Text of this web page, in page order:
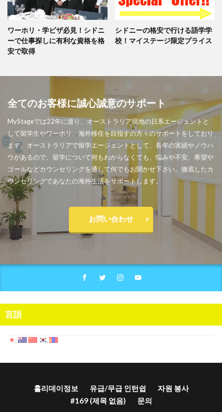
ワーホリ・学ビザ必見！シドニ
ーで仕事探しに有利な資格を格
安で取得
シドニーの格安で行ける語学学
校！マイステージ限定プライス
全てのお客様に誠心誠意のサポート
MyStageでは22年に渡り、オーストラリア現地の日系エージェントと
して留学生やワーホリ、海外移住を目指すの方々のサポートをしており
ます。オーストラリアで留学エージェントとして、長年の実績やノウハ
ウがあるので、留学について何もわからなくても、悩みや不安、希望や
ゴールなどカウンセリングを通して何でもお聞かせ下さい。徹底したカ
ウンセリングであなたの海外生活をサポートします。
お問い合わせ
言語
홀리데이정보 유급/무급 인턴쉽
자원 봉사
#169 (제목 없음)
문의